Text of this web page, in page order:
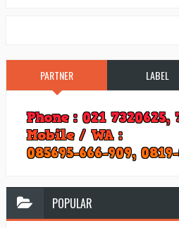
PARTNER LABEL
POPULAR